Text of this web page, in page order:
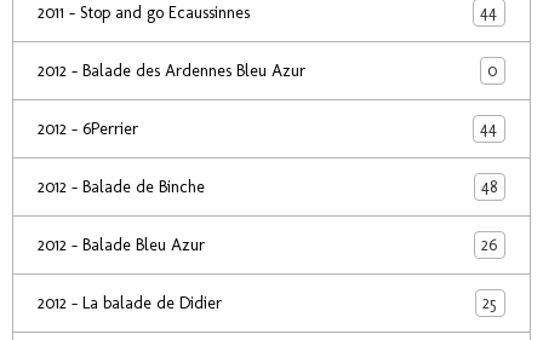
2011 - Stop and go Ecaussinnes 44
2012 - Balade des Ardennes Bleu Azur 0
2012 - 6Perrier 44
2012 - Balade de Binche 48
2012 - Balade Bleu Azur 26
2012 - La balade de Didier 25